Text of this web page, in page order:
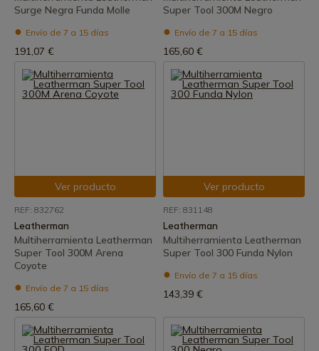
Surge Negra Funda Molle
Envío de 7 a 15 días
191,07 €
Super Tool 300M Negro
Envío de 7 a 15 días
165,60 €
Ver producto
REF: 832762
Leatherman
Multiherramienta Leatherman
Super Tool 300M Arena
Coyote
Envío de 7 a 15 días
165,60 €
Ver producto
REF: 831148
Leatherman
Multiherramienta Leatherman
Super Tool 300 Funda Nylon
Envío de 7 a 15 días
143,39 €